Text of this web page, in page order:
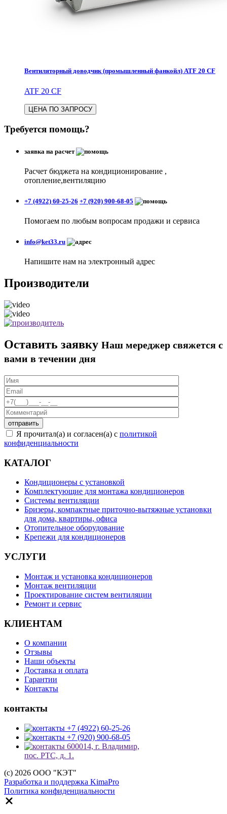
Вентиляторный доводчик (промышленный фанкойл) ATF 20 CF
ATF 20 CF
ЦЕНА ПО ЗАПРОСУ
Требуется помощь?
заявка на расчет
Расчет бюджета на кондиционирование ,
отопление,вентиляцию
+7 (4922) 60-25-26 +7 (920) 900-68-05
Помогаем по любым вопросам продажи и сервиса
info@ket33.ru
Напишите нам на электронный адрес
Производители
Оставить заявку Наш мереджер свяжется с
вами в течении дня
Я прочитал(а) и согласен(а) с политикой
конфиденциальности
КАТАЛОГ
Кондиционеры с установкой
Комплектующие для монтажа кондиционеров
Системы вентиляции
Бризеры, компактные приточно-вытяжные установки
для дома, квартиры, офиса
Отопительное оборудование
Крепежи для кондиционеров
УСЛУГИ
Монтаж и установка кондиционеров
Монтаж вентиляции
Проектирование систем вентиляции
Ремонт и сервис
КЛИЕНТАМ
О компании
Отзывы
Наши объекты
Доставка и оплата
Гарантии
Контакты
контакты
+7 (4922) 60-25-26
+7 (920) 900-68-05
600014, г. Владимир,
пос. РТС, д. 1.
(c) 2026 ООО "КЭТ"
Разработка и поддержка KimaPro
Политика конфиденциальности